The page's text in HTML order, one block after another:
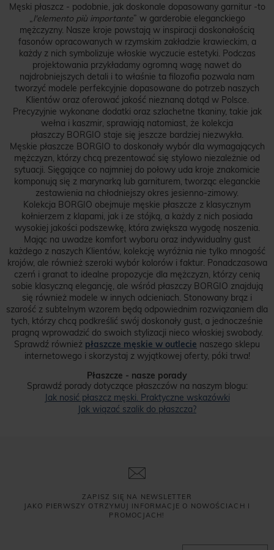
Męski płaszcz - podobnie, jak doskonale dopasowany garnitur -to
„l'elemento più importante” w garderobie eleganckiego
mężczyzny. Nasze kroje powstają w inspiracji doskonałością
fasonów opracowanych w rzymskim zakładzie krawieckim, a
każdy z nich symbolizuje włoskie wyczucie estetyki. Podczas
projektowania przykładamy ogromną wagę nawet do
najdrobniejszych detali i to właśnie ta filozofia pozwala nam
tworzyć modele perfekcyjnie dopasowane do potrzeb naszych
Klientów oraz oferować jakość nieznaną dotąd w Polsce.
Precyzyjnie wykonane dodatki oraz szlachetne tkaniny, takie jak
wełna i kaszmir, sprawiają natomiast, że kolekcja
płaszczy BORGIO staje się jeszcze bardziej niezwykła.
Męskie płaszcze BORGIO to doskonały wybór dla wymagających
mężczyzn, którzy chcą prezentować się stylowo niezależnie od
sytuacji. Sięgające co najmniej do połowy uda kroje znakomicie
komponują się z marynarką lub garniturem, tworząc eleganckie
zestawienia na chłodniejszy okres jesienno-zimowy.
Kolekcja BORGIO obejmuje męskie płaszcze z klasycznym
kołnierzem z klapami, jak i ze stójką, a każdy z nich posiada
wysokiej jakości podszewkę, która zwiększa wygodę noszenia.
Mając na uwadze komfort wyboru oraz indywidualny gust
każdego z naszych Klientów, kolekcję wyróżnia nie tylko mnogość
krojów, ale również szeroki wybór kolorów i faktur. Ponadczasowa
czerń i granat to idealne propozycje dla mężczyzn, którzy cenią
sobie klasyczną elegancję, ale wśród płaszczy BORGIO znajdują
się również modele w innych odcieniach. Stonowany brąz i
szarość z subtelnym wzorem będą odpowiednim rozwiązaniem dla
tych, którzy chcą podkreślić swój doskonały gust, a jednocześnie
pragną wprowadzić do swoich stylizacji nieco włoskiej swobody.
Sprawdź również płaszcze męskie w outlecie naszego sklepu
internetowego i skorzystaj z wyjątkowej oferty, póki trwa!
Płaszcze - nasze porady
Sprawdź porady dotyczące płaszczów na naszym blogu:
Jak nosić płaszcz męski. Praktyczne wskazówki
Jak wiązać szalik do płaszcza?
ZAPISZ SIĘ NA NEWSLETTER
JAKO PIERWSZY OTRZYMUJ INFORMACJE O NOWOŚCIACH I
PROMOCJACH!